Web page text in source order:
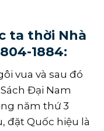
ta thời Nhà
1884:
vua và sau đó
Đại Nam
năm thứ 3
đặt Quốc hiệu là